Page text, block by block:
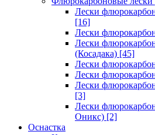
Лески
[16]
Лески
Лески
(Косадака) [45]
Лески
Лески
Лески
[3]
Лески
Оникс) [2]
Оснастка